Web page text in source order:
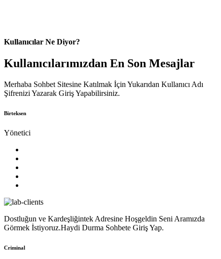
Kullanıcılar Ne Diyor?
Kullanıcılarımızdan En Son Mesajlar
Merhaba Sohbet Sitesine Katılmak İçin Yukarıdan Kullanıcı Adı
Şifrenizi Yazarak Giriş Yapabilirsiniz.
Birteksen
Yönetici
Dostluğun ve Kardeşliğintek Adresine Hoşgeldin Seni Aramızda
Görmek İstiyoruz.Haydi Durma Sohbete Giriş Yap.
Criminal